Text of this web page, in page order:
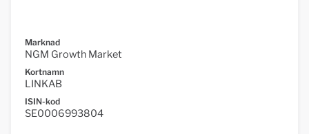
Marknad
NGM Growth Market
Kortnamn
LINKAB
ISIN-kod
SE0006993804